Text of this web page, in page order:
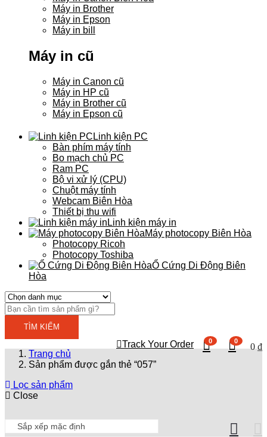
Máy in Brother
Máy in Epson
Máy in bill
Máy in cũ
Máy in Canon cũ
Máy in HP cũ
Máy in Brother cũ
Máy in Epson cũ
Linh kiện PC
Bàn phím máy tính
Bo mạch chủ PC
Ram PC
Bộ vi xử lý (CPU)
Chuột máy tính
Webcam Biên Hòa
Thiết bị thu wifi
Linh kiện máy in
Máy photocopy Biên Hòa
Photocopy Ricoh
Photocopy Toshiba
Ổ Cứng Di Động Biên
Hòa
TÌM KIẾM
0
0₫
0
Track Your Order
Trang chủ
Sản phẩm được gắn thẻ “057”
Lọc sản phẩm
Close